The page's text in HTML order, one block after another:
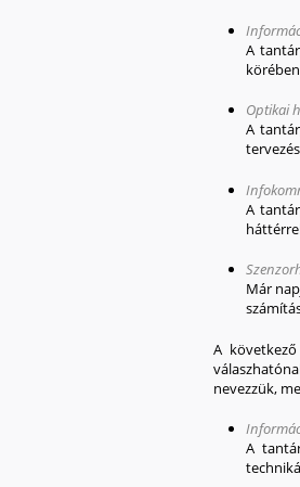
A
Optikai
A
A
Már
A
nevezzük,
A